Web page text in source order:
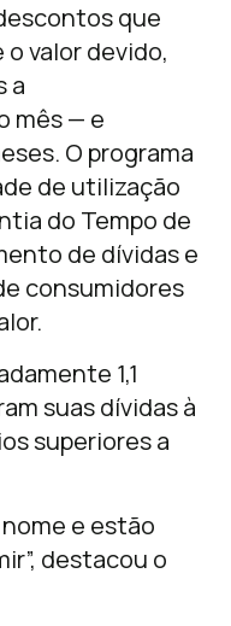
que
valor devido,
a
mês — e
O programa
de utilização
do Tempo de
de dívidas e
consumidores
1,1
suas dívidas à
superiores a
nome e estão
destacou o